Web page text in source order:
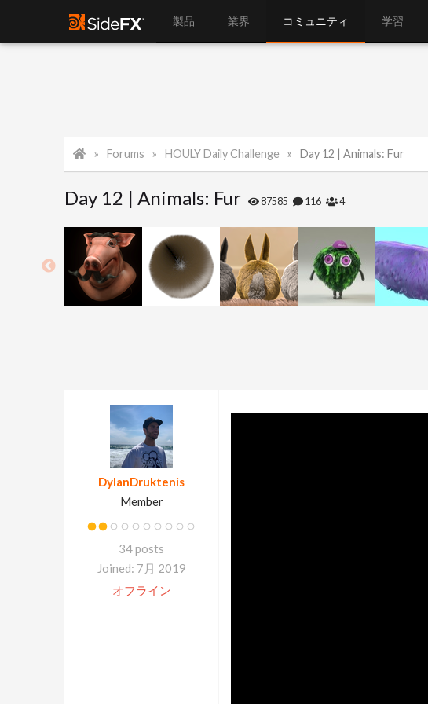
製品 業界 コミュニティ 学習
Forums HOULY Daily Challenge Day 12 | Animals: Fur
Day 12 | Animals: Fur 87585 116 4
DylanDruktenis
Member
34 posts
Joined: 7月 2019
オフライン